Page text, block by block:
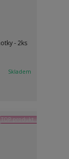
- 2ks
Skladem
TOP produkt